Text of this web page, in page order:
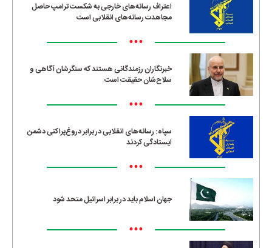
اعتراف رسانه‌های خارجی به شکست ترامپ حاصل
مجاهدت رسانه‌های انقلابی است
•••
خبرنگاران رزمندگانی هستند که سنگرشان آگاهی و
سلاح‌شان حقیقت است
•••
سپاه: رسانه‌های انقلابی در برابر دروغ‌پراکنی دشمن
ایستادگی کردند
•••
جهان اسلام باید در برابر اسرائیل متحد شود
•••